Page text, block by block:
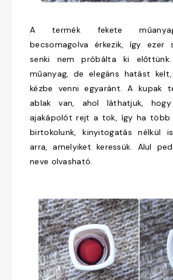
A termék fekete
becsomagolva érkezik, így ezer
senki nem próbálta ki
műanyag, de elegáns hatást
kézbe venni egyaránt. A kupak
ablak van, ahol láthatjuk,
ajakápolót rejt a tok, így ha több
birtokolunk, kinyitogatás nélkül
arra, amelyiket keressük. Alul
neve olvasható.